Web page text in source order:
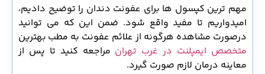
مهم ترین کپسول ها برای عفونت دندان را توضیح دادیم،
امیدواریم تا مفید واقع شود. ضمن این که می توانید
درصورت مشاهده هرگونه از علائم عفونت به مطب بهترین
متخصص ایمپلنت در غرب تهرانمراجعه کنید تا پس از
معاینه درمان لازم صورت گیرد.